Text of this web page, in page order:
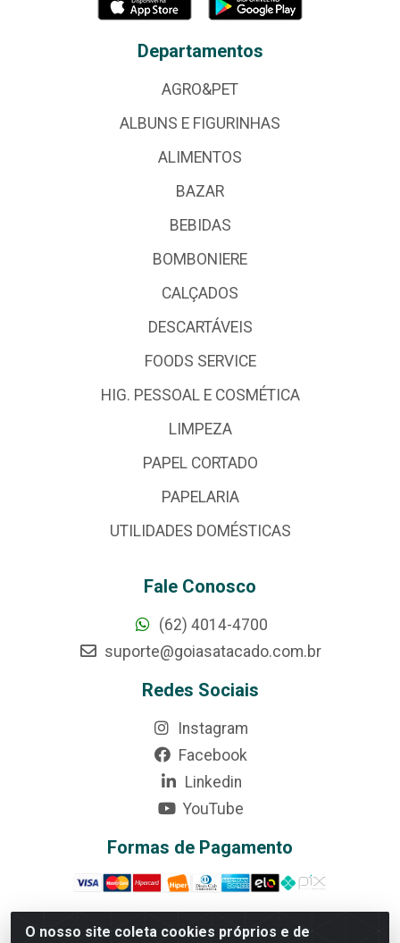
O nosso site coleta cookies próprios e de
Departamentos
AGRO&PET
ALBUNS E FIGURINHAS
ALIMENTOS
BAZAR
BEBIDAS
BOMBONIERE
CALÇADOS
DESCARTÁVEIS
FOODS SERVICE
HIG. PESSOAL E COSMÉTICA
LIMPEZA
PAPEL CORTADO
PAPELARIA
UTILIDADES DOMÉSTICAS
Fale Conosco
(62) 4014-4700
suporte@goiasatacado.com.br
Redes Sociais
Instagram
Facebook
Linkedin
YouTube
Formas de Pagamento